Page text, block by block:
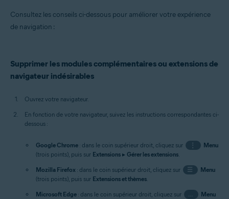
Consultez les conseils ci-dessous pour améliorer votre expérience
de navigation :
Supprimer les modules complémentaires ou extensions de
navigateur indésirables
Ouvrez votre navigateur.
En fonction de votre navigateur, suivez les instructions correspondantes ci-
dessous :
Google Chrome : dans le coin supérieur droit, cliquez sur ⋮
Menu
(trois points), puis sur Extensions ▸ Gérer les extensions.
Mozilla Firefox : dans le coin supérieur droit, cliquez sur ☰
Menu
(trois points), puis sur Extensions et thèmes.
Microsoft Edge : dans le coin supérieur droit, cliquez sur …
Menu